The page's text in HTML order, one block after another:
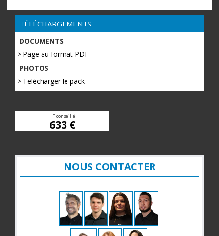
TÉLÉCHARGEMENTS
DOCUMENTS
> Page au format PDF
PHOTOS
> Télécharger le pack
HT conseillé
633 €
NOUS CONTACTER